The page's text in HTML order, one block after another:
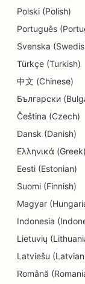
SEO per i
SEO per le
SEO per i
all'infanzia
SEO per
SEO per
SEO per le
SEO per gli
SEO per
SEO per
SEO per le
Polski (Polish)
Português
Svenska
Türkçe (Turkish)
中文 (Chinese)
Български
Čeština (Czech)
Dansk (Danish)
Ελληνικά (Greek)
Eesti (Estonian)
Suomi (Finnish)
Magyar
Indonesia
Lietuvių
Latviešu
Română